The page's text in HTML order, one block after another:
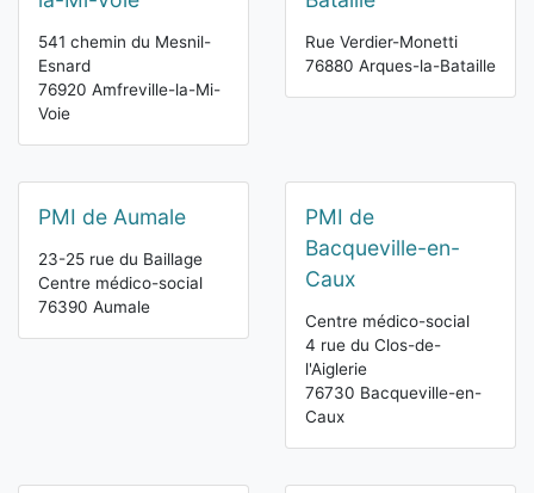
541 chemin du Mesnil-
Esnard
76920 Amfreville-la-Mi-
Voie
Rue Verdier-Monetti
76880 Arques-la-Bataille
PMI de Aumale
23-25 rue du Baillage
Centre médico-social
76390 Aumale
PMI de
Bacqueville-en-
Caux
Centre médico-social
4 rue du Clos-de-
l'Aiglerie
76730 Bacqueville-en-
Caux